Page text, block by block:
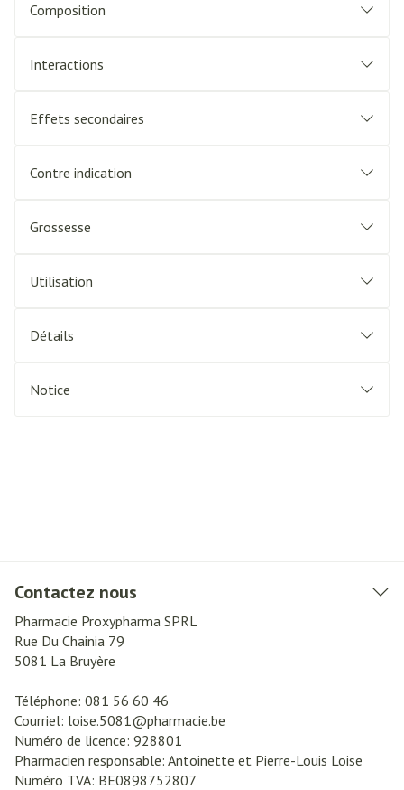
Composition
Interactions
Effets secondaires
Contre indication
Grossesse
Utilisation
Détails
Notice
Contactez nous
Pharmacie Proxypharma SPRL
Rue Du Chainia 79
5081 La Bruyère
Téléphone: 081 56 60 46
Courriel: loise.5081@pharmacie.be
Numéro de licence: 928801
Pharmacien responsable: Antoinette et Pierre-Louis Loise
Numéro TVA: BE0898752807